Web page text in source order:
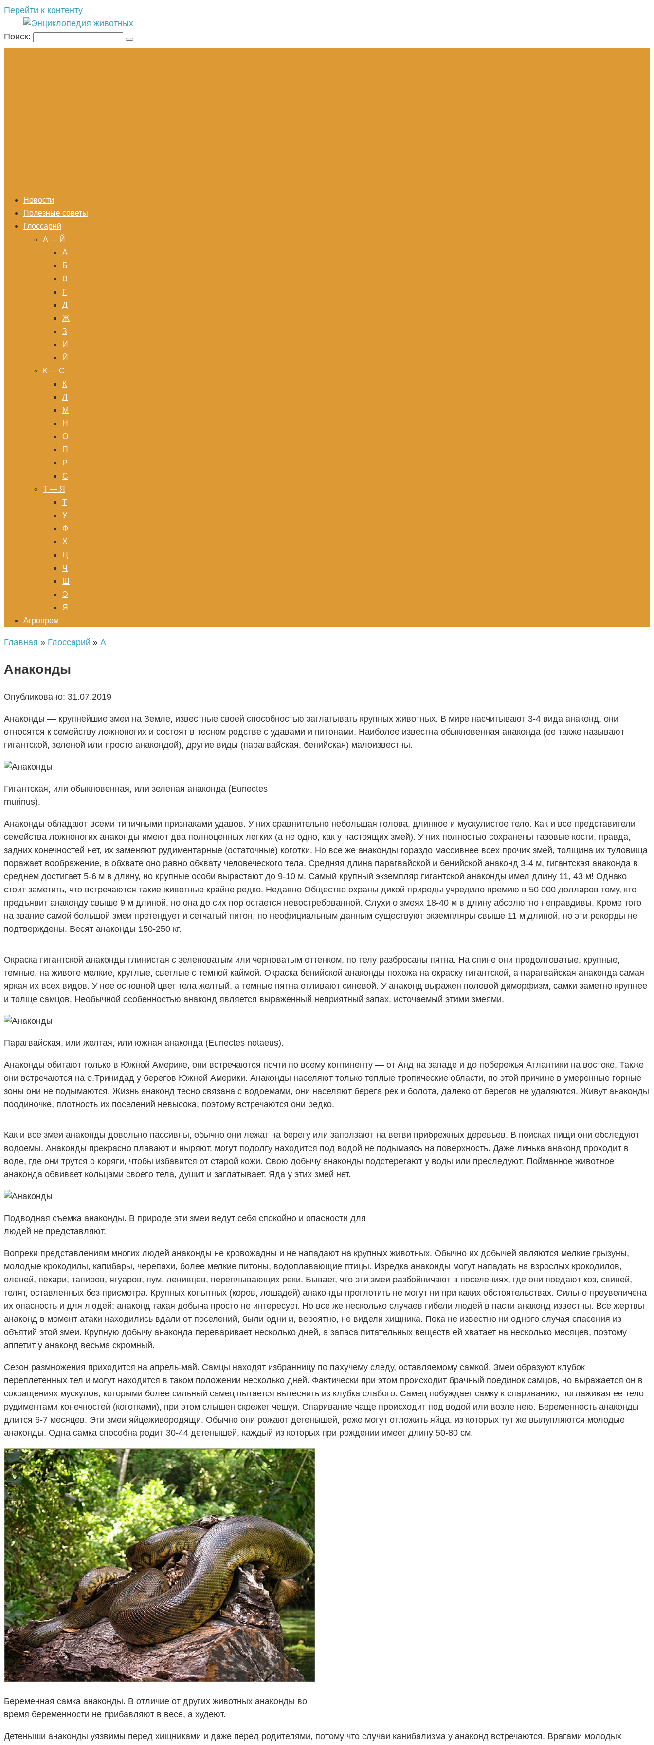
Перейти к контенту
Поиск:
Новости
Полезные советы
Глоссарий
A — Й
А
Б
В
Г
Д
Ж
З
И
Й
К — С
К
Л
М
Н
О
П
Р
С
Т — Я
Т
У
Ф
Х
Ц
Ч
Ш
Э
Я
Агропром
Главная » Глоссарий » А
Анаконды
Опубликовано: 31.07.2019
Анаконды — крупнейшие змеи на Земле, известные своей способностью заглатывать крупных животных. В мире насчитывают 3-4 вида анаконд, они
относятся к семейству ложноногих и состоят в тесном родстве с удавами и питонами. Наиболее известна обыкновенная анаконда (ее также называют
гигантской, зеленой или просто анакондой), другие виды (парагвайская, бенийская) малоизвестны.
Гигантская, или обыкновенная, или зеленая анаконда (Eunectes
murinus).
Анаконды обладают всеми типичными признаками удавов. У них сравнительно небольшая голова, длинное и мускулистое тело. Как и все представители
семейства ложноногих анаконды имеют два полноценных легких (а не одно, как у настоящих змей). У них полностью сохранены тазовые кости, правда,
задних конечностей нет, их заменяют рудиментарные (остаточные) коготки. Но все же анаконды гораздо массивнее всех прочих змей, толщина их туловища
поражает воображение, в обхвате оно равно обхвату человеческого тела. Средняя длина парагвайской и бенийской анаконд 3-4 м, гигантская анаконда в
среднем достигает 5-6 м в длину, но крупные особи вырастают до 9-10 м. Самый крупный экземпляр гигантской анаконды имел длину 11, 43 м! Однако
стоит заметить, что встречаются такие животные крайне редко. Недавно Общество охраны дикой природы учредило премию в 50 000 долларов тому, кто
предъявит анаконду свыше 9 м длиной, но она до сих пор остается невостребованной. Слухи о змеях 18-40 м в длину абсолютно неправдивы. Кроме того
на звание самой большой змеи претендует и сетчатый питон, по неофициальным данным существуют экземпляры свыше 11 м длиной, но эти рекорды не
подтверждены. Весят анаконды 150-250 кг.
Окраска гигантской анаконды глинистая с зеленоватым или черноватым оттенком, по телу разбросаны пятна. На спине они продолговатые, крупные,
темные, на животе мелкие, круглые, светлые с темной каймой. Окраска бенийской анаконды похожа на окраску гигантской, а парагвайская анаконда самая
яркая их всех видов. У нее основной цвет тела желтый, а темные пятна отливают синевой. У анаконд выражен половой диморфизм, самки заметно крупнее
и толще самцов. Необычной особенностью анаконд является выраженный неприятный запах, источаемый этими змеями.
Парагвайская, или желтая, или южная анаконда (Eunectes notaeus).
Анаконды обитают только в Южной Америке, они встречаются почти по всему континенту — от Анд на западе и до побережья Атлантики на востоке. Также
они встречаются на о.Тринидад у берегов Южной Америки. Анаконды населяют только теплые тропические области, по этой причине в умеренные горные
зоны они не подымаются. Жизнь анаконд тесно связана с водоемами, они населяют берега рек и болота, далеко от берегов не удаляются. Живут анаконды
поодиночке, плотность их поселений невысока, поэтому встречаются они редко.
Как и все змеи анаконды довольно пассивны, обычно они лежат на берегу или заползают на ветви прибрежных деревьев. В поисках пищи они обследуют
водоемы. Анаконды прекрасно плавают и ныряют, могут подолгу находится под водой не подымаясь на поверхность. Даже линька анаконд проходит в
воде, где они трутся о коряги, чтобы избавится от старой кожи. Свою добычу анаконды подстерегают у воды или преследуют. Пойманное животное
анаконда обвивает кольцами своего тела, душит и заглатывает. Яда у этих змей нет.
Подводная съемка анаконды. В природе эти змеи ведут себя спокойно и опасности для
людей не представляют.
Вопреки представлениям многих людей анаконды не кровожадны и не нападают на крупных животных. Обычно их добычей являются мелкие грызуны,
молодые крокодилы, капибары, черепахи, более мелкие питоны, водоплавающие птицы. Изредка анаконды могут нападать на взрослых крокодилов,
оленей, пекари, тапиров, ягуаров, пум, ленивцев, переплывающих реки. Бывает, что эти змеи разбойничают в поселениях, где они поедают коз, свиней,
телят, оставленных без присмотра. Крупных копытных (коров, лошадей) анаконды проглотить не могут ни при каких обстоятельствах. Сильно преувеличена
их опасность и для людей: анаконд такая добыча просто не интересует. Но все же несколько случаев гибели людей в пасти анаконд известны. Все жертвы
анаконд в момент атаки находились вдали от поселений, были одни и, вероятно, не видели хищника. Пока не известно ни одного случая спасения из
объятий этой змеи. Крупную добычу анаконда переваривает несколько дней, а запаса питательных веществ ей хватает на несколько месяцев, поэтому
аппетит у анаконд весьма скромный.
Сезон размножения приходится на апрель-май. Самцы находят избранницу по пахучему следу, оставляемому самкой. Змеи образуют клубок
переплетенных тел и могут находится в таком положении несколько дней. Фактически при этом происходит брачный поединок самцов, но выражается он в
сокращениях мускулов, которыми более сильный самец пытается вытеснить из клубка слабого. Самец побуждает самку к спариванию, поглаживая ее тело
рудиментами конечностей (коготками), при этом слышен скрежет чешуи. Спаривание чаще происходит под водой или возле нею. Беременность анаконды
длится 6-7 месяцев. Эти змеи яйцеживородящи. Обычно они рожают детенышей, реже могут отложить яйца, из которых тут же вылупляются молодые
анаконды. Одна самка способна родит 30-44 детенышей, каждый из которых при рождении имеет длину 50-80 см.
Беременная самка анаконды. В отличие от других животных анаконды во
время беременности не прибавляют в весе, а худеют.
Детеныши анаконды уязвимы перед хищниками и даже перед родителями, потому что случаи канибализма у анаконд встречаются. Врагами молодых